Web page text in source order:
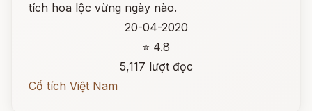
tích hoa lộc vừng ngày nào.
20-04-2020
⭐ 4.8
5,117 lượt đọc
Cổ tích Việt Nam